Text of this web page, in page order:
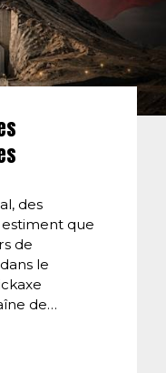
des
que
de
le
de…